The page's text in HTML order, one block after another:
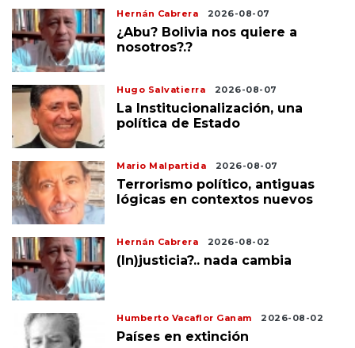
Hernán Cabrera 2026-08-07
¿Abu? Bolivia nos quiere a
nosotros?.?
Hugo Salvatierra 2026-08-07
La Institucionalización, una
política de Estado
Mario Malpartida 2026-08-07
Terrorismo político, antiguas
lógicas en contextos nuevos
Hernán Cabrera 2026-08-02
(In)justicia?.. nada cambia
Humberto Vacaflor Ganam 2026-08-02
Países en extinción